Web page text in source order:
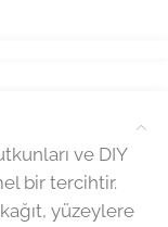
ve DIY
bir tercihtir.
yüzeylere